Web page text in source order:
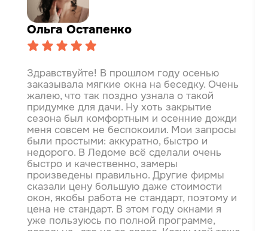
Ольга Остапенко
Здравствуйте! В прошлом году осенью
заказывала мягкие окна на беседку. Очень
жалею, что так поздно узнала о такой
придумке для дачи. Ну хоть закрытие
сезона был комфортным и осенние дожди
меня совсем не беспокоили. Мои запросы
были простыми: аккуратно, быстро и
недорого. В Ледоме всё сделали очень
быстро и качественно, замеры
произведены правильно. Другие фирмы
сказали цену большую даже стоимости
окон, якобы работа не стандарт, поэтому и
цена не стандарт. В этом году окнами я
уже пользуюсь по полной программе,